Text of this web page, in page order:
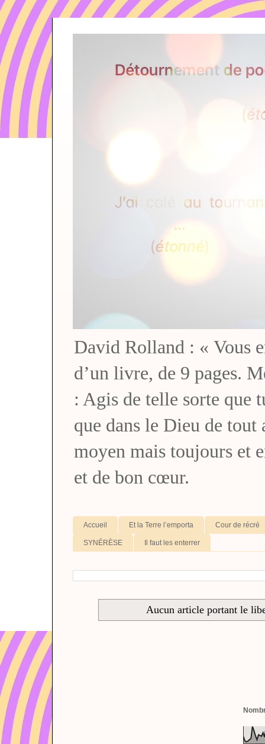
David Rolland : « Vous
d’un livre, de 9 pages.
: Agis de telle sorte que
que dans le Dieu de
moyen mais toujours et
et de bon cœur.
Accueil Et la Terre l’emporta Cour de récré
SYNÉRÈSE Il faut les enterrer
Aucun article portant le